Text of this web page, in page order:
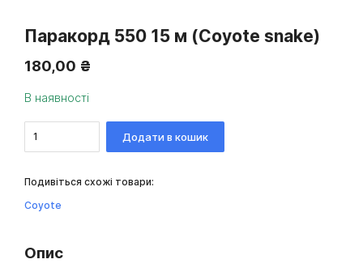
Паракорд 550 15 м (Coyote snake)
180,00 ₴
В наявності
Додати в кошик
Подивіться схожі товари:
Coyote
Опис